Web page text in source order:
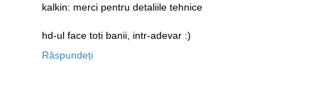
kalkin: merci pentru detaliile tehnice
hd-ul face toti banii, intr-adevar :)
Răspundeți